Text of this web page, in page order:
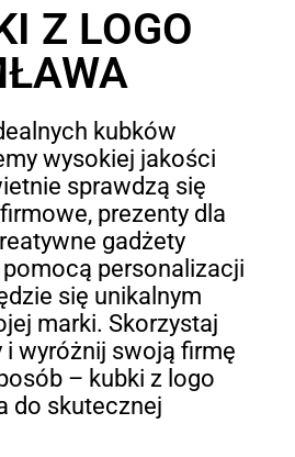
Z LOGO
kubków
wysokiej jakości
sprawdzą się
prezenty dla
gadżety
personalizacji
się unikalnym
marki. Skorzystaj
i wyróżnij swoją firmę
– kubki z logo
do skutecznej